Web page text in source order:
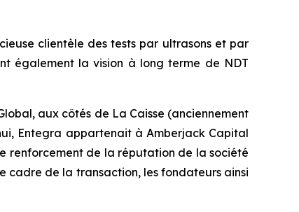
clientèle des tests par ultrasons et par
également la vision à long terme de NDT
aux côtés de La Caisse (anciennement
Entegra appartenait à Amberjack Capital
renforcement de la réputation de la société
cadre de la transaction, les fondateurs ainsi